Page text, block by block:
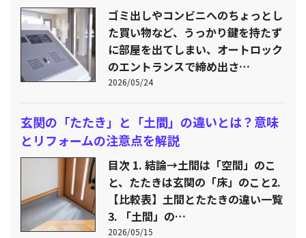
ゴミ出しやコンビニへのちょっとし
た買い物など、うっかり鍵を持たず
に部屋を出てしまい、オートロック
のエントランスで締め出さ…
2026/05/24
玄関の「たたき」と「土間」の違いとは？意味
とリフォームの注意点を解説
目次 1. 結論→土間は「空間」のこ
と、たたきは玄関の「床」のこと2.
【比較表】土間とたたきの違い一覧
3. 「土間」の…
2026/05/15